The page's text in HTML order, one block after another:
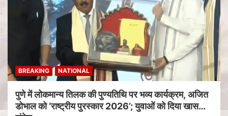
BREAKING NATIONAL
पुणे में लोकमान्य तिलक की पुण्यतिथि पर भव्य कार्यक्रम, अजित
डोभाल को ‘राष्ट्रीय पुरस्कार 2026’; युवाओं को दिया खास